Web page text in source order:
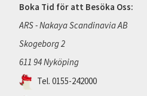
Boka Tid för att Besöka Oss:
ARS - Nakaya Scandinavia AB
Skogeborg 2
611 94 Nyköping
Tel. 0155-242000